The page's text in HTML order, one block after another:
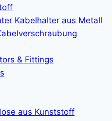
Kabelhalter aus Metall
& Fittings
aus Kunststoff